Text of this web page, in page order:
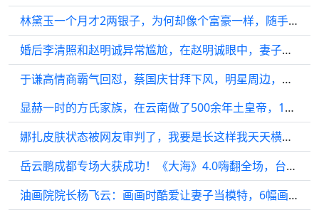
林黛玉一个月才2两银子，为何却像个富豪一样，随手赏人不眨眼？
婚后李清照和赵明诚异常尴尬，在赵明诚眼中，妻子李清照不如器物
于谦高情商霸气回怼，蔡国庆甘拜下风，明星周边，明星八卦
显赫一时的方氏家族，在云南做了500余年土皇帝，1955年才被废除
娜扎皮肤状态被网友审判了，我要是长这样我天天横着走…
岳云鹏成都专场大获成功！《大海》4.0嗨翻全场，台下坑满谷满
油画院院长杨飞云：画画时酷爱让妻子当模特，6幅画共拍出7179万